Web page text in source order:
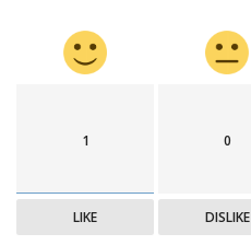
1
LIKE
0
DISLIKE